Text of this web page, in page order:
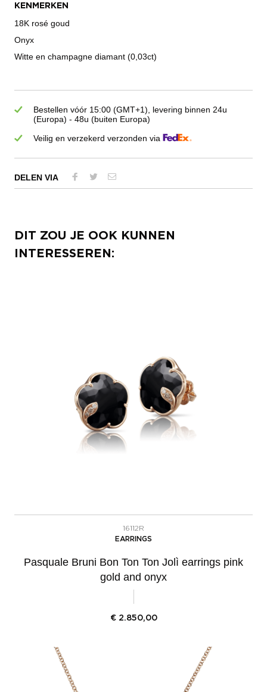
KENMERKEN
18K rosé goud
Onyx
Witte en champagne diamant (0,03ct)
Bestellen vóór 15:00 (GMT+1), levering binnen 24u
(Europa) - 48u (buiten Europa)
Veilig en verzekerd verzonden via
DELEN VIA
DIT ZOU JE OOK KUNNEN
INTERESSEREN:
16112R
EARRINGS
Pasquale Bruni Bon Ton Ton Jolì earrings pink
gold and onyx
€ 2.850,00